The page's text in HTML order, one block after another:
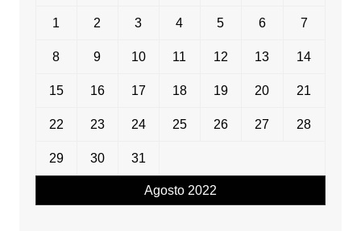
Agosto 2022
1 2 3 4 5 6 7
8 9 10 11 12 13 14
15 16 17 18 19 20 21
22 23 24 25 26 27 28
29 30 31